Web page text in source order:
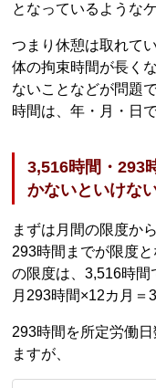
となっているような
つまり休憩は取れて
体の拘束時間が長く
ないことなどが問題
時間は、年・月・日
3,516時間・293
かないといけな
まずは月間の限度か
293時間までが限度
の限度は、3,516時間
月293時間×12カ月＝
293時間を所定労働
ますが、